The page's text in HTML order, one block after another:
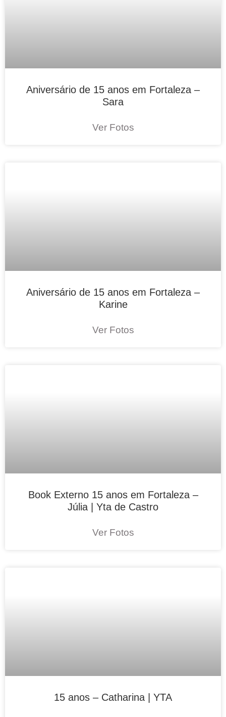
Aniversário de 15 anos em Fortaleza –
Sara
Ver Fotos
Aniversário de 15 anos em Fortaleza –
Karine
Ver Fotos
Book Externo 15 anos em Fortaleza –
Júlia | Yta de Castro
Ver Fotos
15 anos – Catharina | YTA